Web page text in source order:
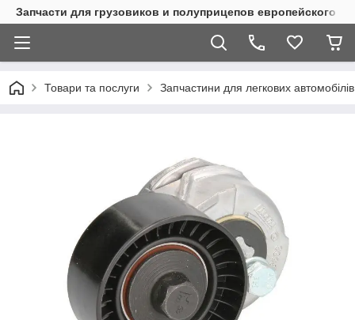
Запчасти для грузовиков и полуприцепов европейского
Товари та послуги Запчастини для легкових автомобілів